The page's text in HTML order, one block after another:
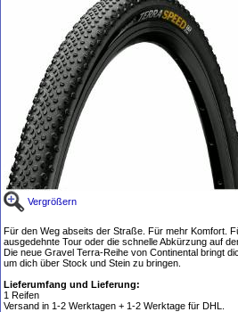
Vergrößern
Für den Weg abseits der Straße. Für mehr Komfort.
ausgedehnte Tour oder die schnelle Abkürzung auf
Die neue Gravel Terra-Reihe von Continental bringt
um dich über Stock und Stein zu bringen.
Lieferumfang und Lieferung:
1 Reifen
Versand in 1-2 Werktagen + 1-2 Werktage für DHL.